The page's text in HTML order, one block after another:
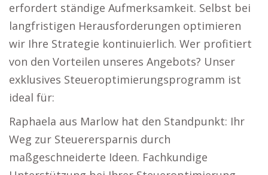
erfordert ständige Aufmerksamkeit. Selbst bei
langfristigen Herausforderungen optimieren
wir Ihre Strategie kontinuierlich. Wer profitiert
von den Vorteilen unseres Angebots? Unser
exklusives Steueroptimierungsprogramm ist
ideal für:
Raphaela aus Marlow hat den Standpunkt: Ihr
Weg zur Steuerersparnis durch
maßgeschneiderte Ideen. Fachkundige